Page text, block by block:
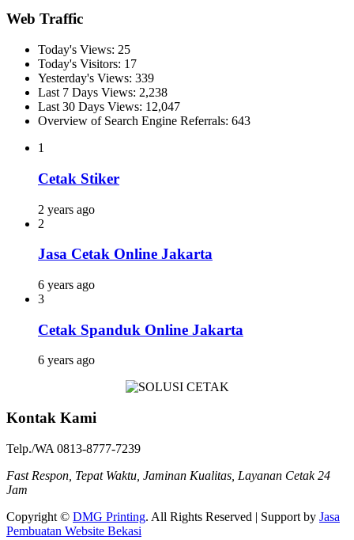
Web Traffic
Today's Views: 25
Today's Visitors: 17
Yesterday's Views: 339
Last 7 Days Views: 2,238
Last 30 Days Views: 12,047
Overview of Search Engine Referrals: 643
1
Cetak Stiker
2 years ago
2
Jasa Cetak Online Jakarta
6 years ago
3
Cetak Spanduk Online Jakarta
6 years ago
Kontak Kami
Telp./WA 0813-8777-7239
Fast Respon, Tepat Waktu, Jaminan Kualitas, Layanan Cetak 24
Jam
Copyright © DMG Printing. All Rights Reserved | Support by Jasa
Pembuatan Website Bekasi